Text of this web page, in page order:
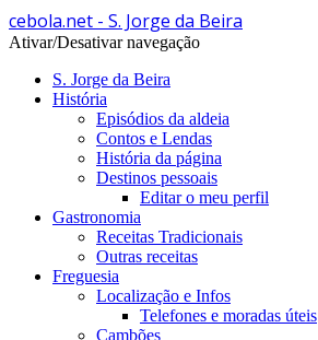
cebola.net - S. Jorge da Beira
Ativar/Desativar navegação
S. Jorge da Beira
História
Episódios da aldeia
Contos e Lendas
História da página
Destinos pessoais
Editar o meu perfil
Gastronomia
Receitas Tradicionais
Outras receitas
Freguesia
Localização e Infos
Telefones e moradas úteis
Cambões